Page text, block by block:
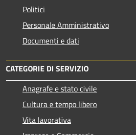
Politici
Personale Amministrativo
Documenti e dati
CATEGORIE DI SERVIZIO
Anagrafe e stato civile
Cultura e tempo libero
Vita lavorativa